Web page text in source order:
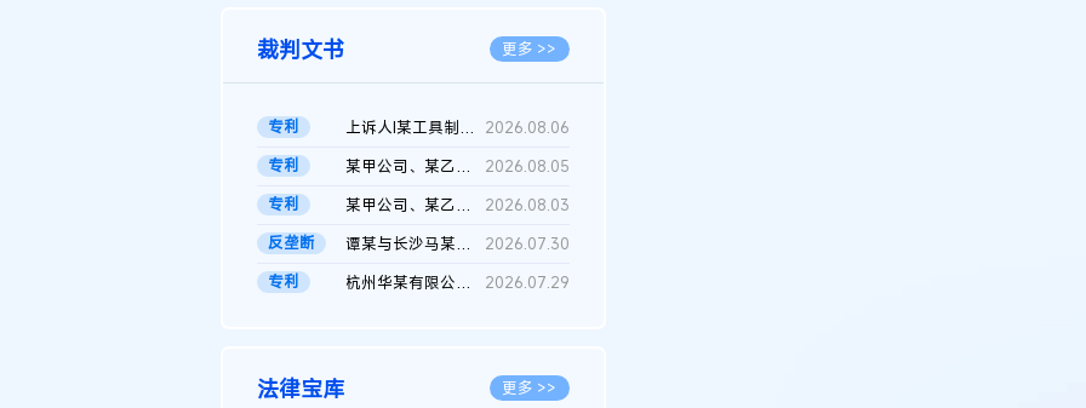
裁判文书 更多 >>
专利 上诉人I某工具制品有限公司与被上诉人程某及一审被告中华人民共和...
2026.08.06
专利
某甲公司、某乙公司、某丙公司申请诉前行为保全复议裁定书
2026.08.05
专利
某甲公司、某乙公司、官某与某丙公司专利申请权权属纠纷 二审判决...
2026.08.03
反垄断
谭某与长沙马某堆农产品股份有限公司滥用市场支配地位纠纷二审裁...
2026.07.30
专利
杭州华某有限公司与菲某有限公司侵害发明专利权纠纷 2026.07.29
法律宝库 更多 >>